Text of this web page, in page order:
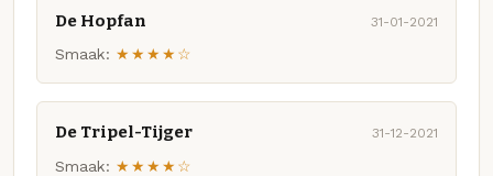
De Hopfan 31-01-2021
Smaak: ★★★★☆
De Tripel-Tijger 31-12-2021
Smaak: ★★★★☆